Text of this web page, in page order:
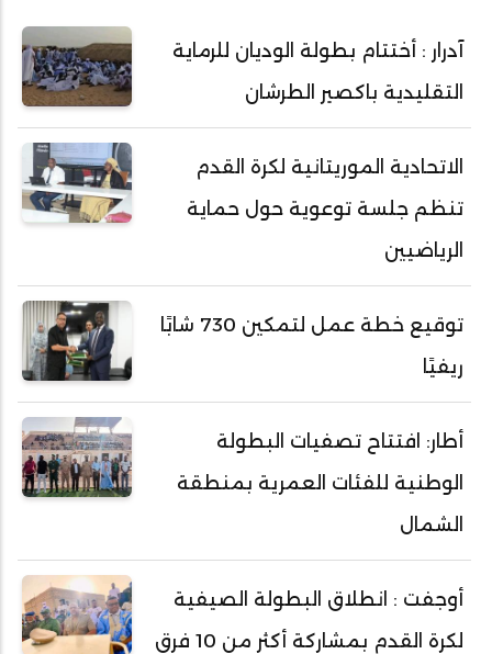
آدرار : أختتام بطولة الوديان للرماية
التقليدية باكصير الطرشان
الاتحادية الموريتانية لكرة القدم
تنظم جلسة توعوية حول حماية
الرياضيين
توقيع خطة عمل لتمكين 730 شابًا
ريفيًا
أطار: افتتاح تصفيات البطولة
الوطنية للفئات العمرية بمنطقة
الشمال
أوجفت : انطلاق البطولة الصيفية
لكرة القدم بمشاركة أكثر من 10 فرق